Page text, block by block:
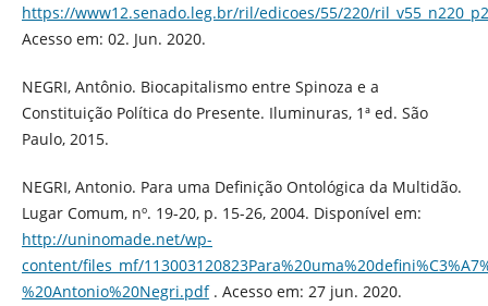
https://www12.senado.leg.br/ril/edicoes/55/220/
Acesso em: 02. Jun. 2020.
NEGRI, Antônio. Biocapitalismo entre Spinoza e a
Constituição Política do Presente. Iluminuras, 1ª ed. São
Paulo, 2015.
NEGRI, Antonio. Para uma Definição Ontológica da Multidão.
Lugar Comum, nº. 19-20, p. 15-26, 2004. Disponível em:
http://uninomade.net/wp-
content/files_mf/
%20Antonio%20Negri.pdf. Acesso em: 27 jun. 2020.